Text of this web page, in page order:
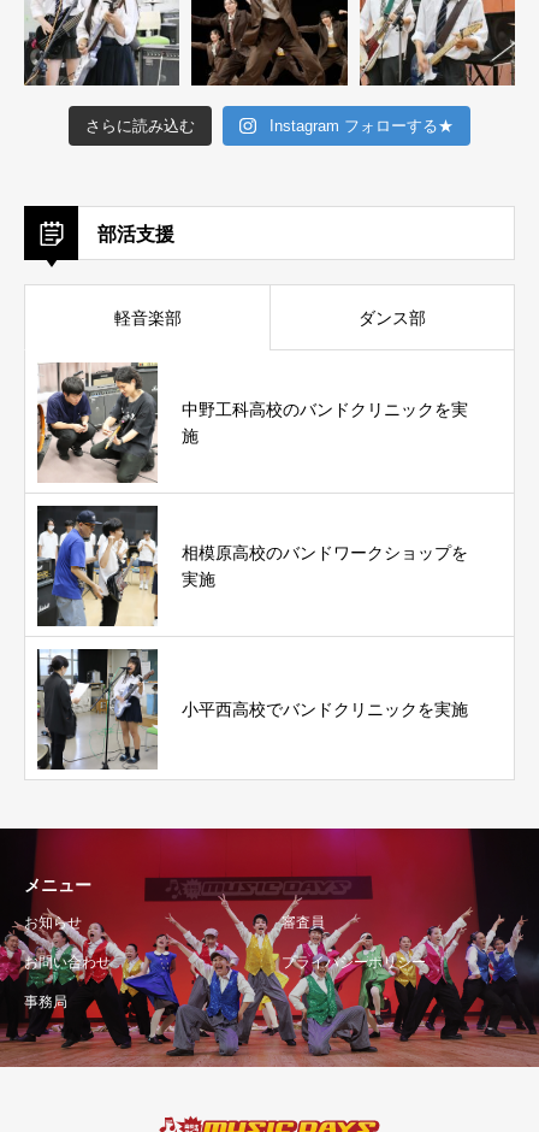
さらに読み込む Instagram フォローする★
部活支援
軽音楽部 ダンス部
中野工科高校のバンドクリニックを実
施
相模原高校のバンドワークショップを
実施
小平西高校でバンドクリニックを実施
メニュー
お知らせ 審査員
お問い合わせ プライバシーポリシー
事務局